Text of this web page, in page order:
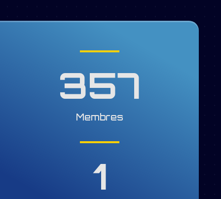
357
Membres
1